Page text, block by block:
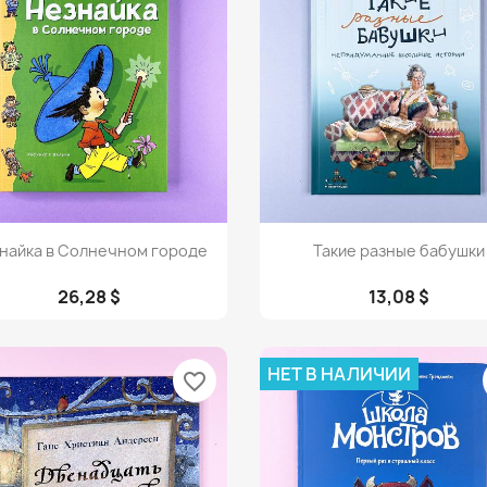
Просмотр
в Солнечном городе
26,28 $
Просмотр
Такие разные бабушки
13,08 $
favorite_border НЕТ В НАЛИЧИИ